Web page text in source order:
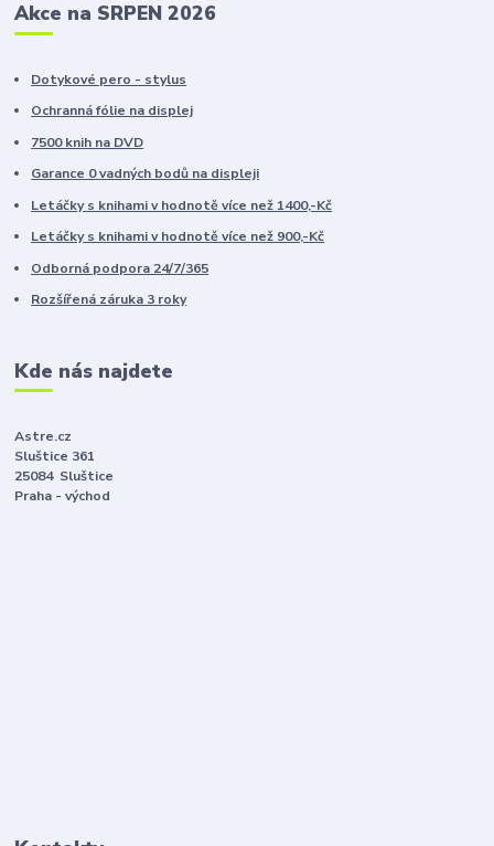
Akce na SRPEN 2026
Dotykové pero - stylus
Ochranná fólie na displej
7500 knih na DVD
Garance 0 vadných bodů na displeji
Letáčky s knihami v hodnotě více než 1400,-Kč
Letáčky s knihami v hodnotě více než 900,-Kč
Odborná podpora 24/7/365
Rozšířená záruka 3 roky
Kde nás najdete
Astre.cz
Sluštice 361
25084 Sluštice
Praha - východ